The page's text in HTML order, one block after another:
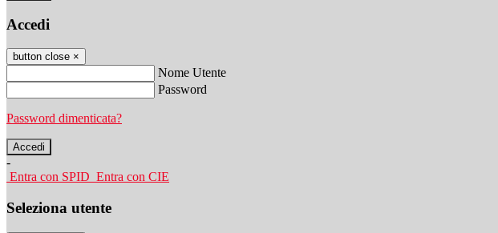
Accedi
button close ×
Nome Utente
Password
Password dimenticata?
-
Entra con SPID Entra con CIE
Seleziona utente